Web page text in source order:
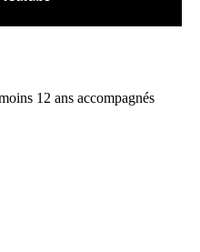
12 ans accompagnés